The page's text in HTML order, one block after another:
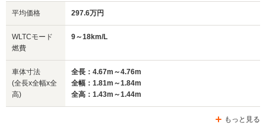
排気量 0～2487cc
平均価格 297.6万円
WLTCモード
燃費
9～18km/L
車体寸法
(全長x全幅x全
高)
全長：4.67m～4.76m
全幅：1.81m～1.84m
全高：1.43m～1.44m
もっと見る